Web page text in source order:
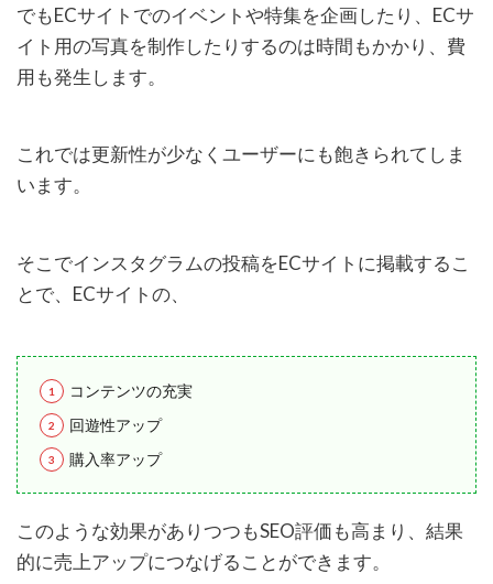
でもECサイトでのイベントや特集を企画したり、ECサ
イト用の写真を制作したりするのは時間もかかり、費
用も発生します。
これでは更新性が少なくユーザーにも飽きられてしま
います。
そこでインスタグラムの投稿をECサイトに掲載するこ
とで、ECサイトの、
コンテンツの充実
回遊性アップ
購入率アップ
このような効果がありつつもSEO評価も高まり、結果
的に売上アップにつなげることができます。